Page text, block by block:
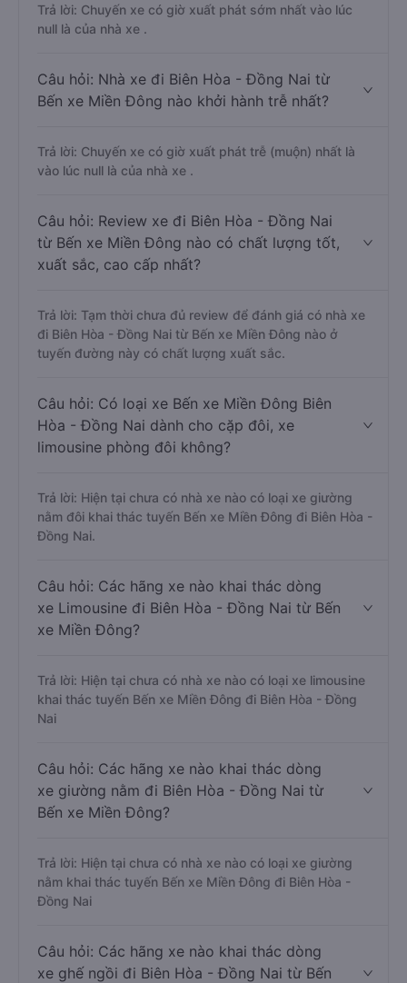
Trả lời: Chuyến xe có giờ xuất phát sớm nhất vào lúc
null là của nhà xe .
Câu hỏi: Nhà xe đi Biên Hòa - Đồng Nai từ
Bến xe Miền Đông nào khởi hành trễ nhất?
Trả lời: Chuyến xe có giờ xuất phát trễ (muộn) nhất là
vào lúc null là của nhà xe .
Câu hỏi: Review xe đi Biên Hòa - Đồng Nai
từ Bến xe Miền Đông nào có chất lượng tốt,
xuất sắc, cao cấp nhất?
Trả lời: Tạm thời chưa đủ review để đánh giá có nhà xe
đi Biên Hòa - Đồng Nai từ Bến xe Miền Đông nào ở
tuyến đường này có chất lượng xuất sắc.
Câu hỏi: Có loại xe Bến xe Miền Đông Biên
Hòa - Đồng Nai dành cho cặp đôi, xe
limousine phòng đôi không?
Trả lời: Hiện tại chưa có nhà xe nào có loại xe giường
nằm đôi khai thác tuyến Bến xe Miền Đông đi Biên Hòa -
Đồng Nai.
Câu hỏi: Các hãng xe nào khai thác dòng
xe Limousine đi Biên Hòa - Đồng Nai từ Bến
xe Miền Đông?
Trả lời: Hiện tại chưa có nhà xe nào có loại xe limousine
khai thác tuyến Bến xe Miền Đông đi Biên Hòa - Đồng
Nai
Câu hỏi: Các hãng xe nào khai thác dòng
xe giường nằm đi Biên Hòa - Đồng Nai từ
Bến xe Miền Đông?
Trả lời: Hiện tại chưa có nhà xe nào có loại xe giường
nằm khai thác tuyến Bến xe Miền Đông đi Biên Hòa -
Đồng Nai
Câu hỏi: Các hãng xe nào khai thác dòng
xe ghế ngồi đi Biên Hòa - Đồng Nai từ Bến